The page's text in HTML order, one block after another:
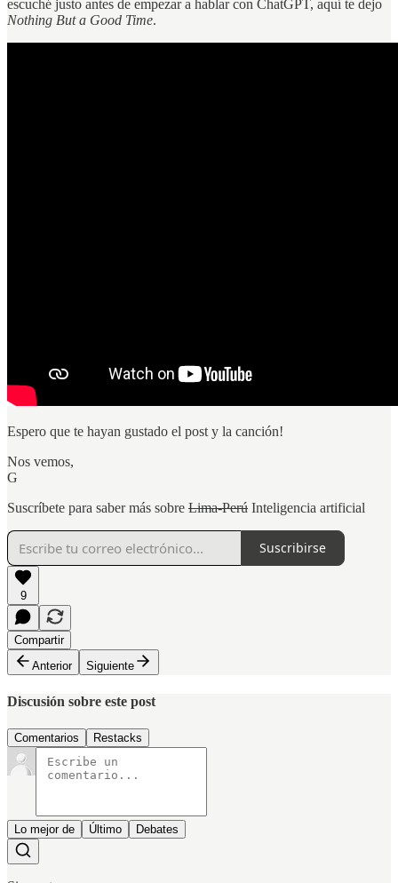
escuché justo antes de empezar a hablar con ChatGPT, aquí te dejo
Nothing But a Good Time.
Espero que te hayan gustado el post y la canción!
Nos vemos,
G
Suscríbete para saber más sobre Lima-Perú Inteligencia artificial
Suscribirse
9
Compartir
Anterior
Siguiente
Discusión sobre este post
Comentarios Restacks
Lo mejor de Último Debates